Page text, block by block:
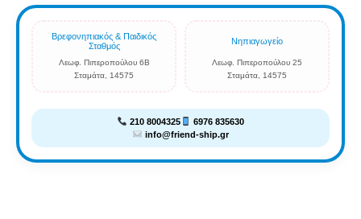
Βρεφονηπιακός & Παιδικός
Σταθμός
Λεωφ. Πιπεροπούλου 6Β
Σταμάτα, 14575
Νηπιαγωγείο
Λεωφ. Πιπεροπούλου 25
Σταμάτα, 14575
210 8004325
6976 835630
info@friend-ship.gr